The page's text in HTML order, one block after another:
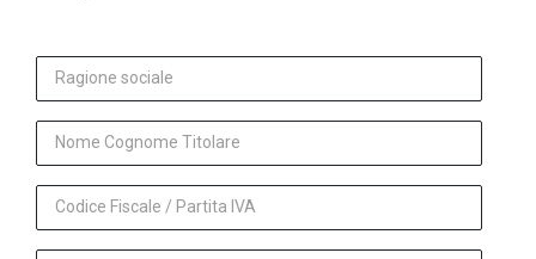
Ragione sociale
Nome Cognome Titolare
Codice Fiscale / Partita IVA